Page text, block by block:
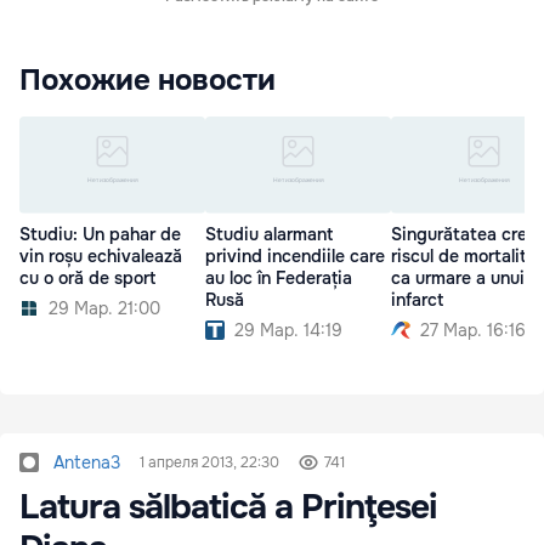
Похожие новости
Studiu: Un pahar de
vin roșu echivalează
cu o oră de sport
29 Мар. 21:00
Studiu alarmant
privind incendiile care
au loc în Federația
Rusă
29 Мар. 14:19
Singurătatea
riscul de
ca urmare a unui
infarct
27 Мар. 16:16
Antena3 1 апреля 2013, 22:30 741
Latura sălbatică a Prinţesei